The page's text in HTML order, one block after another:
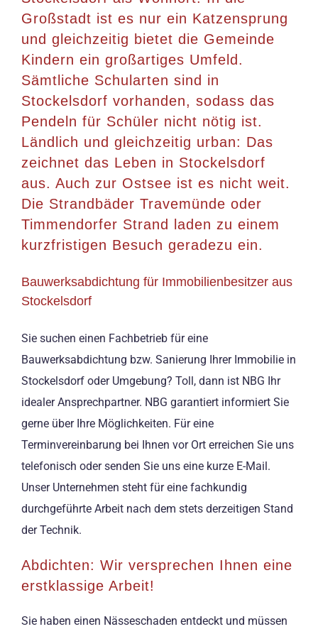
Großstadt ist es nur ein Katzensprung
und gleichzeitig bietet die Gemeinde
Kindern ein großartiges Umfeld.
Sämtliche Schularten sind in
Stockelsdorf vorhanden, sodass das
Pendeln für Schüler nicht nötig ist.
Ländlich und gleichzeitig urban: Das
zeichnet das Leben in Stockelsdorf
aus. Auch zur Ostsee ist es nicht weit.
Die Strandbäder Travemünde oder
Timmendorfer Strand laden zu einem
kurzfristigen Besuch geradezu ein.
Bauwerksabdichtung für Immobilienbesitzer aus
Stockelsdorf
Sie suchen einen Fachbetrieb für eine
Bauwerksabdichtung bzw. Sanierung Ihrer Immobilie in
Stockelsdorf oder Umgebung? Toll, dann ist NBG Ihr
idealer Ansprechpartner. NBG garantiert informiert Sie
gerne über Ihre Möglichkeiten. Für eine
Terminvereinbarung bei Ihnen vor Ort erreichen Sie uns
telefonisch oder senden Sie uns eine kurze E-Mail.
Unser Unternehmen steht für eine fachkundig
durchgeführte Arbeit nach dem stets derzeitigen Stand
der Technik.
Abdichten: Wir versprechen Ihnen eine
erstklassige Arbeit!
Sie haben einen Nässeschaden entdeckt und müssen